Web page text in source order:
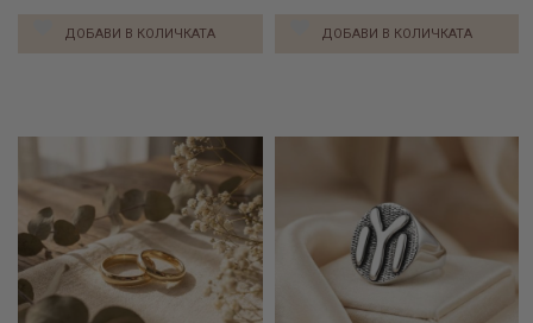
ДОБАВИ В КОЛИЧКАТА ДОБАВИ В КОЛИЧКАТА